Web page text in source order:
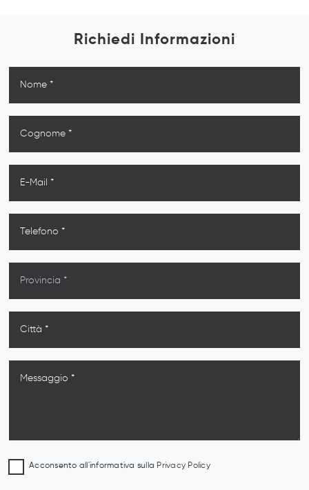
Richiedi Informazioni
Acconsento all'informativa sulla Privacy Policy